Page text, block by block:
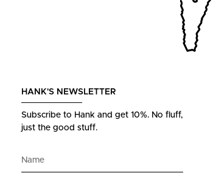
HANK'S NEWSLETTER
Subscribe to Hank and get 10%. No fluff,
just the good stuff.